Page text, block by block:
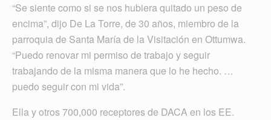
“Se siente como si se nos hubiera quitado un peso de
encima”, dijo De La Torre, de 30 años, miembro de la
parroquia de Santa María de la Visitación en Ottumwa.
“Puedo renovar mi permiso de trabajo y seguir
trabajando de la misma manera que lo he hecho. …
puedo seguir con mi vida”.
Ella y otros 700,000 receptores de DACA en los EE.